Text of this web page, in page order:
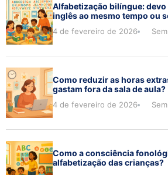
Alfabetização bilíngue:
inglês ao mesmo tempo ou
4 de fevereiro de 2026
Como reduzir as horas
gastam fora da sala de aula?
4 de fevereiro de 2026
Como a consciência
alfabetização das crianças?